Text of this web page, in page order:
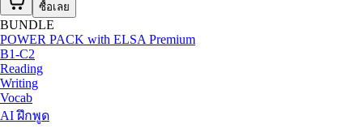
ซื้อเลย
BUNDLE
POWER PACK with ELSA Premium
B1-C2
Reading
Writing
Vocab
AI ฝึกพูด